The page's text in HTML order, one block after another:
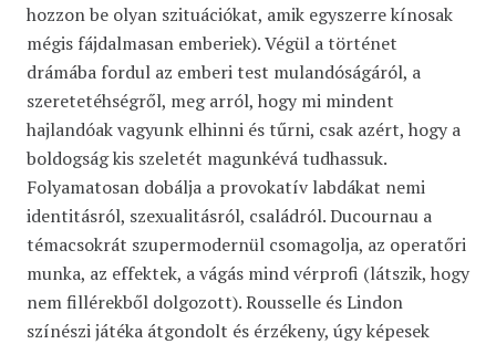
hozzon be olyan szituációkat, amik egyszerre kínosak
mégis fájdalmasan emberiek). Végül a történet
drámába fordul az emberi test mulandóságáról, a
szeretetéhségről, meg arról, hogy mi mindent
hajlandóak vagyunk elhinni és tűrni, csak azért, hogy a
boldogság kis szeletét magunkévá tudhassuk.
Folyamatosan dobálja a provokatív labdákat nemi
identitásról, szexualitásról, családról. Ducournau a
témacsokrát szupermodernül csomagolja, az operatőri
munka, az effektek, a vágás mind vérprofi (látszik, hogy
nem fillérekből dolgozott). Rousselle és Lindon
színészi játéka átgondolt és érzékeny, úgy képesek